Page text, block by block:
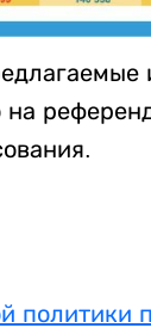
политики